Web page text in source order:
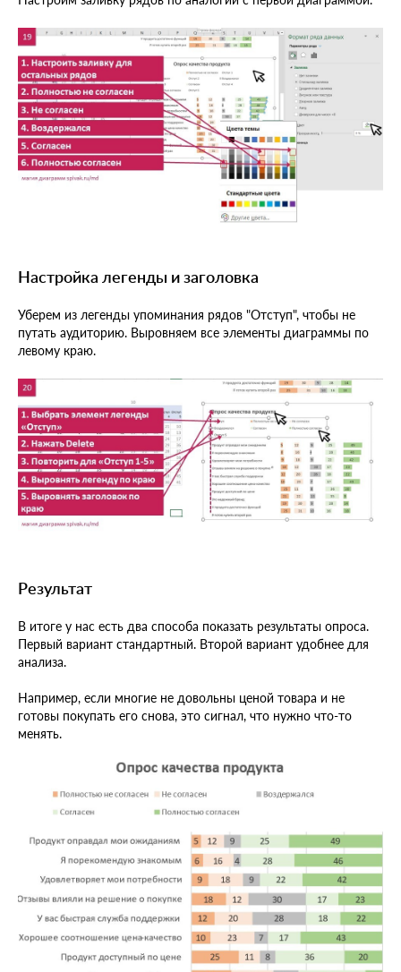
Настройка легенды и заголовка
Уберем из легенды упоминания рядов "Отступ", чтобы не
путать аудиторию. Выровняем все элементы диаграммы по
левому краю.
Результат
В итоге у нас есть два способа показать результаты опроса.
Первый вариант стандартный. Второй вариант удобнее для
анализа.
Например, если многие не довольны ценой товара и не
готовы покупать его снова, это сигнал, что нужно что-то
менять.